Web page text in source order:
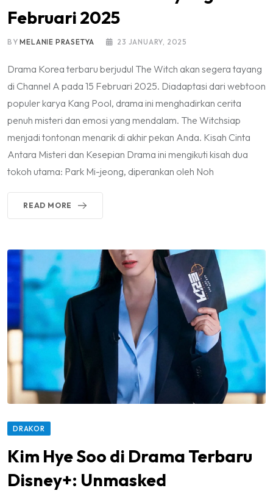
Februari 2025
BYMELANIE PRASETYA 23 JANUARY, 2025
Drama Korea terbaru berjudul The Witch akan segera tayang
di Channel A pada 15 Februari 2025. Diadaptasi dari webtoon
populer karya Kang Pool, drama ini menghadirkan cerita
penuh misteri dan emosi yang mendalam. The Witchsiap
menjadi tontonan menarik di akhir pekan Anda. Kisah Cinta
Antara Misteri dan Kesepian Drama ini mengikuti kisah dua
tokoh utama: Park Mi-jeong, diperankan oleh Noh
READ MORE
DRAKOR
Kim Hye Soo di Drama Terbaru
Disney+: Unmasked